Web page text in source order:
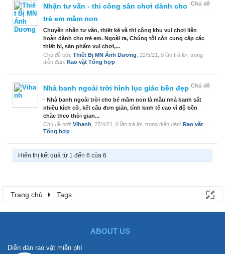
Chủ đề
Nhận tư vấn - thi công sân chơi dành cho
trẻ em mầm non
Chuyên nhận tư vấn, thiết kế và thi công khu vui chơi liên
hoàn dành cho trẻ em. Ngoài ra, Chúng tôi còn cung cấp các
thiết bị, sản phẩm vui chơi,...
Chủ đề bởi: Thiết Bị MN Ánh Dương 22/5/21
, 0 lần trả lời, trong
diễn đàn: Rao vặt Tổng hợp
Chủ đề
Nhà banh ngoài trời hình lục giác bền đẹp
· Nhà banh ngoài trời cho bé mầm non là mẫu nhà banh sắt
nhiều kích cỡ, kết cấu đơn giản, tính kinh tế cao vì độ bền
chắc theo thời gian...
Chủ đề bởi: Vihanh 27/4/21 , 0 lần trả lời, trong diễn đàn: Rao vặt
Tổng hợp
Hiển thị kết quả từ 1 đến 6 của 6
Trang chủ Tags
ABOUT US
Diễn đàn rao vặt miễn phí